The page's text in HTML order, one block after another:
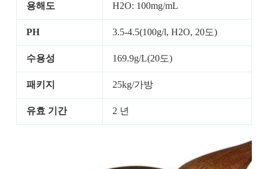
용해도 H2O: 100mg/mL
PH 3.5-4.5(100g/l, H2O, 20도)
수용성 169.9g/L(20도)
패키지 25kg/가방
유효 기간 2 년